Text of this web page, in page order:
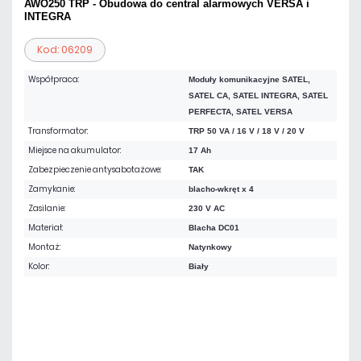
AWO250 TRP - Obudowa do central alarmowych VERSA i
INTEGRA
Kod: 06209
Współpraca:
Moduły komunikacyjne SATEL,
SATEL CA, SATEL INTEGRA, SATEL
PERFECTA, SATEL VERSA
Transformator: TRP 50 VA / 16 V / 18 V / 20 V
Miejsce na akumulator: 17 Ah
Zabezpieczenie antysabotażowe: TAK
Zamykanie: blacho-wkręt x 4
Zasilanie: 230 V AC
Materiał: Blacha DC01
Montaż: Natynkowy
Kolor: Biały